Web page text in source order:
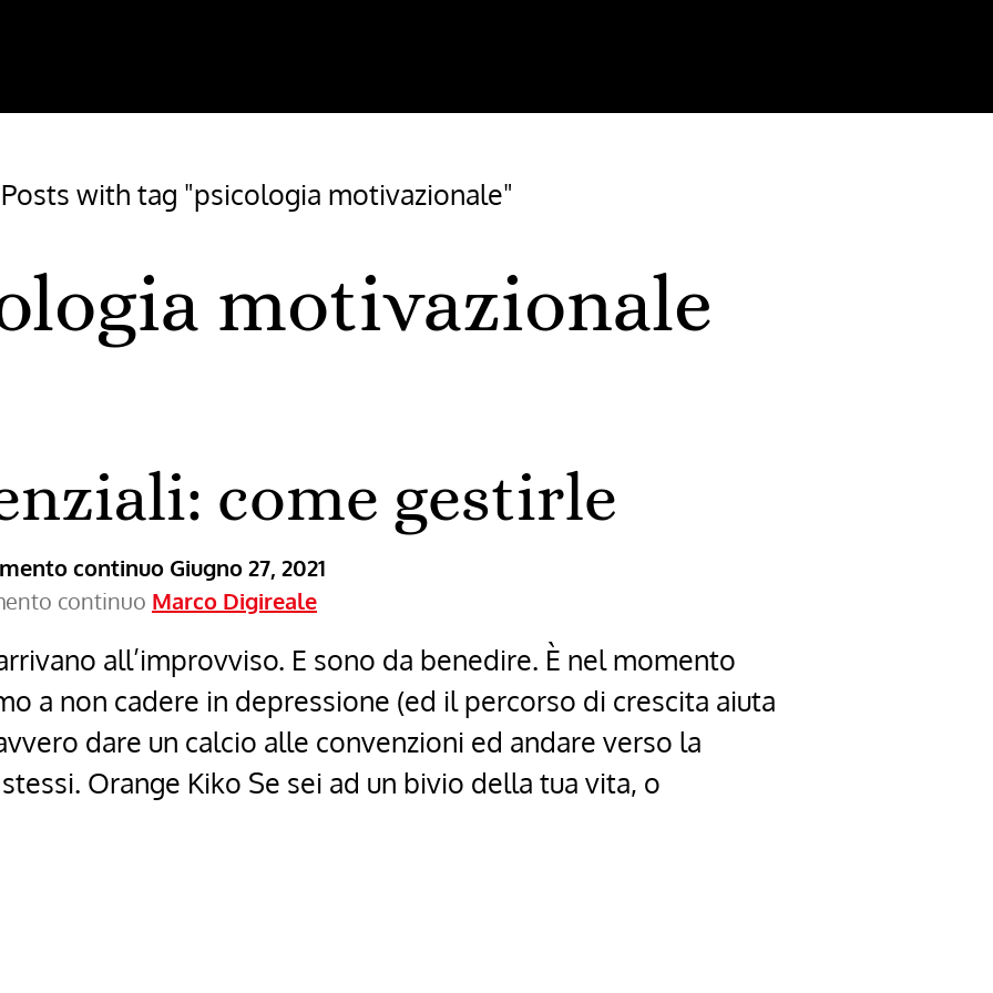
Posts with tag "psicologia motivazionale"
motivazionale
come gestirle
continuo Giugno 27, 2021
continuo Marco Digireale
all’improvviso. E sono da benedire. È nel momento
a non cadere in depressione (ed il percorso di crescita aiuta
dare un calcio alle convenzioni ed andare verso la
Orange Kiko Se sei ad un bivio della tua vita, o